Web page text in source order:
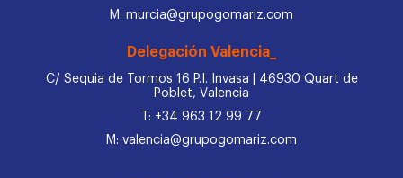
M: murcia@grupogomariz.com
Delegación Valencia_
C/ Sequia de Tormos 16 P.I. Invasa | 46930 Quart de
Poblet, Valencia
T: +34 963 12 99 77
M: valencia@grupogomariz.com